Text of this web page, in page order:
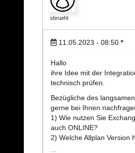
sbruehl
11.05.2023 - 08:50 *
Hallo
ihre Idee mit der
technisch prüfen.
Bezügliche des
gerne bei Ihnen
1) Wie nutzen Sie
auch ONLINE?
2) Welche Allplan Version